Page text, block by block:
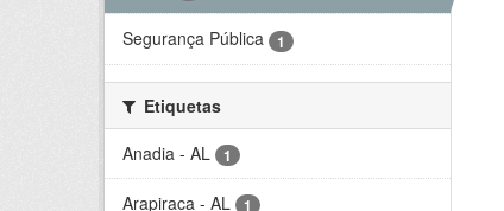
Segurança Pública 1
Etiquetas
Anadia - AL
1
Arapiraca - AL 1